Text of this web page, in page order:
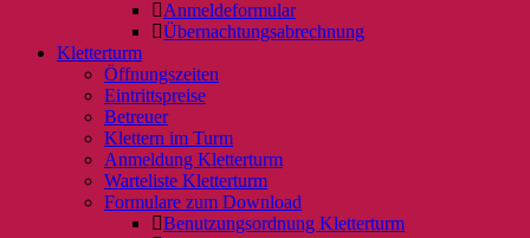
Anmeldeformular
Übernachtungsabrechnung
Kletterturm
Öffnungszeiten
Eintrittspreise
Betreuer
Klettern im Turm
Anmeldung Kletterturm
Warteliste Kletterturm
Formulare zum Download
Benutzungsordnung Kletterturm